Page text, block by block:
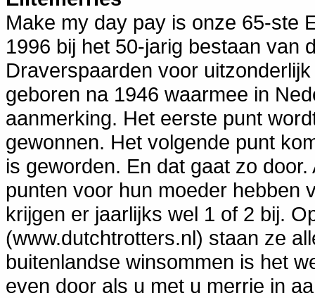
Make my day pay is onze 65-ste
1996 bij het 50-jarig bestaan van
Draverspaarden voor
geboren na 1946 waarmee in
aanmerking. Het eerste punt
gewonnen. Het volgende punt
is geworden. En dat gaat zo
punten voor hun moeder hebben
krijgen er jaarlijks wel 1 of 2 bij.
(www.dutchtrotters.nl) staan ze
buitenlandse winsommen is het
even door als u met u merrie in